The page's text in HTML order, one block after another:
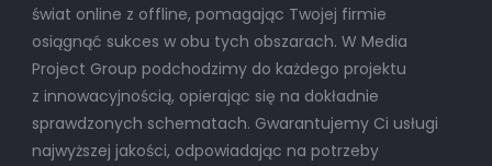
świat online z offline, pomagając Twojej firmie
osiągnąć sukces w obu tych obszarach. W Media
Project Group podchodzimy do każdego projektu
z innowacyjnością, opierając się na dokładnie
sprawdzonych schematach. Gwarantujemy Ci usługi
najwyższej jakości, odpowiadając na potrzeby